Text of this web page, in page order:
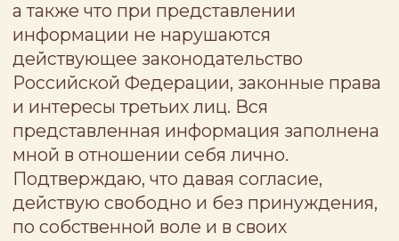
онлайн-записи, или другие подобного
содержания кнопки).
8. Проинформирован, что
ответственность перед субъектом
персональных данных за действия лица,
обрабатывающего персональные
данные по поручению Оператора, несет
Оператор.
9. Подтверждаю наличие у меня
полномочий на предоставление
персональных данных лиц, указанных в
Форме и (или) при заполнении
соответствующих полей такой Формы на
сайте, и принимаю на себя